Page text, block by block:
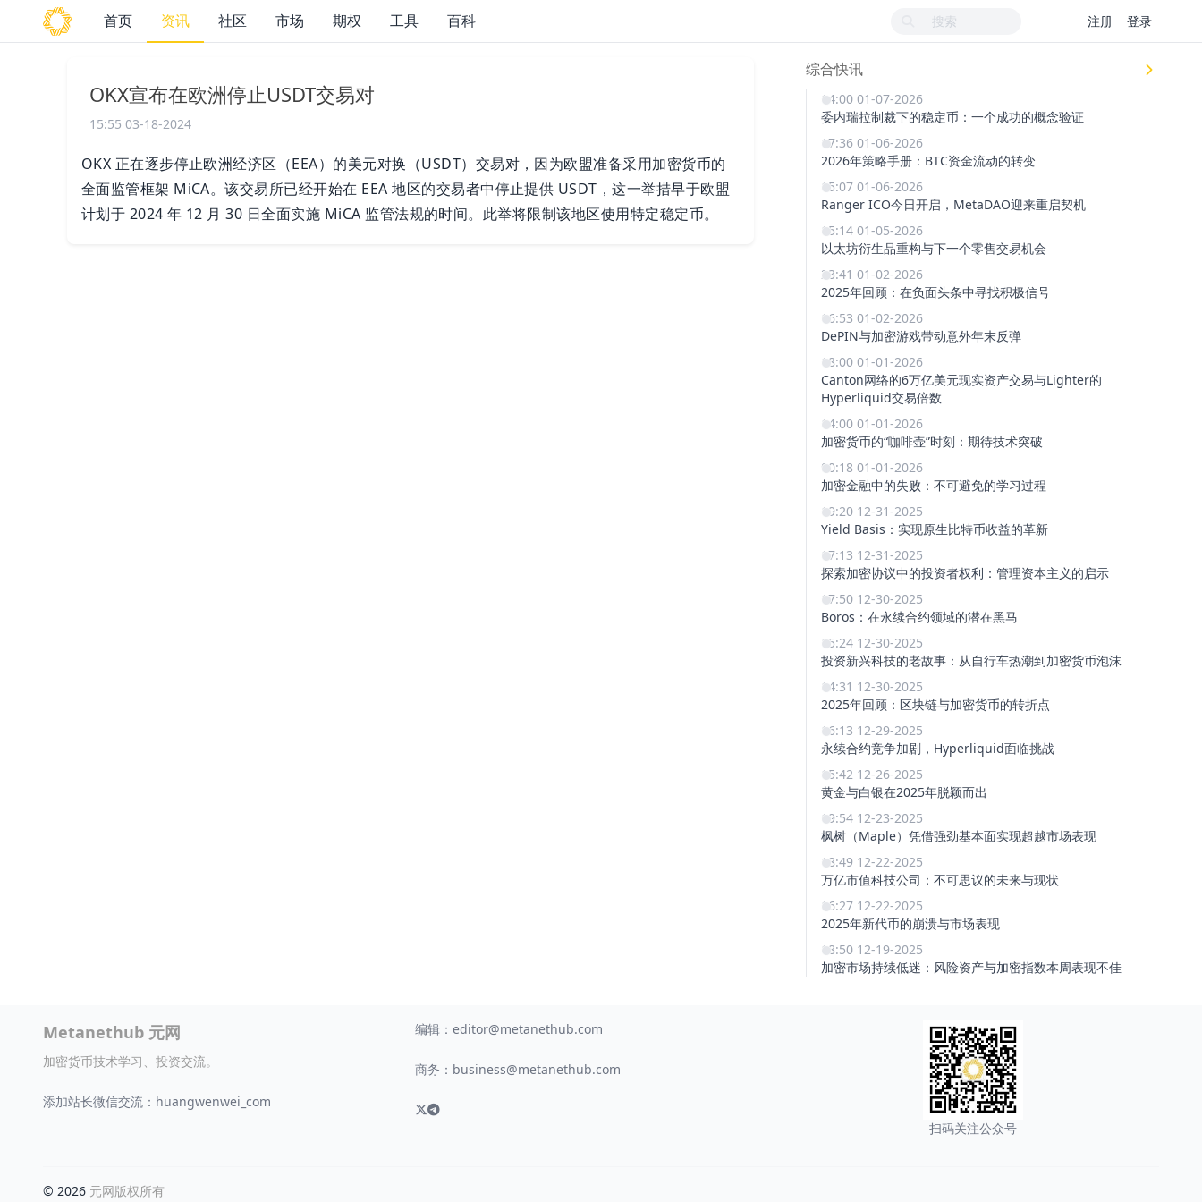
首页 资讯 社区 市场 期权 工具 百科 注册 登录
OKX宣布在欧洲停止USDT交易对
15:55 03-18-2024
OKX 正在逐步停止欧洲经济区（EEA）的美元对换（USDT）交易对，因为欧盟准备采用加密货币的
全面监管框架 MiCA。该交易所已经开始在 EEA 地区的交易者中停止提供 USDT，这一举措早于欧盟
计划于 2024 年 12 月 30 日全面实施 MiCA 监管法规的时间。此举将限制该地区使用特定稳定币。
综合快讯
14:00 01-07-2026
委内瑞拉制裁下的稳定币：一个成功的概念验证
17:36 01-06-2026
2026年策略手册：BTC资金流动的转变
15:07 01-06-2026
Ranger ICO今日开启，MetaDAO迎来重启契机
15:14 01-05-2026
以太坊衍生品重构与下一个零售交易机会
23:41 01-02-2026
2025年回顾：在负面头条中寻找积极信号
16:53 01-02-2026
DePIN与加密游戏带动意外年末反弹
18:00 01-01-2026
Canton网络的6万亿美元现实资产交易与Lighter的
Hyperliquid交易倍数
14:00 01-01-2026
加密货币的“咖啡壶”时刻：期待技术突破
00:18 01-01-2026
加密金融中的失败：不可避免的学习过程
19:20 12-31-2025
Yield Basis：实现原生比特币收益的革新
17:13 12-31-2025
探索加密协议中的投资者权利：管理资本主义的启示
17:50 12-30-2025
Boros：在永续合约领域的潜在黑马
15:24 12-30-2025
投资新兴科技的老故事：从自行车热潮到加密货币泡沫
14:31 12-30-2025
2025年回顾：区块链与加密货币的转折点
16:13 12-29-2025
永续合约竞争加剧，Hyperliquid面临挑战
15:42 12-26-2025
黄金与白银在2025年脱颖而出
19:54 12-23-2025
枫树（Maple）凭借强劲基本面实现超越市场表现
18:49 12-22-2025
万亿市值科技公司：不可思议的未来与现状
16:27 12-22-2025
2025年新代币的崩溃与市场表现
18:50 12-19-2025
加密市场持续低迷：风险资产与加密指数本周表现不佳
Metanethub 元网
加密货币技术学习、投资交流。
添加站长微信交流：huangwenwei_com
编辑： editor@metanethub.com
商务： business@metanethub.com
扫码关注公众号
© 2026 元网版权所有